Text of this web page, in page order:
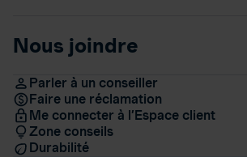
Nous joindre
Parler à un conseiller
Faire une réclamation
Me connecter à l’Espace client
Zone conseils
Durabilité